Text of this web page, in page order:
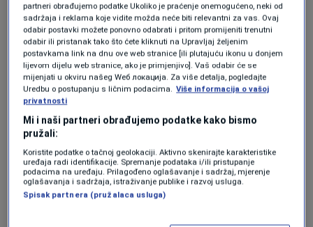
veliki nedostatak radne snage i probleme za
naše poslodavce", kazala jeNermana
Ajanović-Hajdarpašić, direktorica Operacija
kolektiva MojPosao.ba.
Radnika nedostaje i ugostiteljima i
hotelijerima. Već godinama je, kažu tako.
Uskoro će biti prinuđeni uvoziti radnu snagu.
Neki bi već, ali im to onemogućavaju zakonske
partneri obrađujemo podatke Ukoliko je praćenje onemogućeno, neki od
sadržaja i reklama koje vidite možda neće biti relevantni za vas. Ovaj
odabir postavki možete ponovno odabrati i pritom promijeniti trenutni
odabir ili pristanak tako što ćete kliknuti na Upravljaj željenim
postavkama link na dnu ove web stranice [ili plutajuću ikonu u donjem
lijevom dijelu web stranice, ako je primjenjivo]. Vaš odabir će se
mijenjati u okviru našeg Wеб локација. Za više detalja, pogledajte
Uredbu o postupanju s ličnim podacima. Više informacija o vašoj
privatnosti
Mi i naši partneri obrađujemo podatke kako bismo
pružali:
Koristite podatke o tačnoj geolokaciji. Aktivno skenirajte karakteristike
uređaja radi identifikacije. Spremanje podataka i/ili pristupanje
podacima na uređaju. Prilagođeno oglašavanje i sadržaj, mjerenje
oglašavanja i sadržaja, istraživanje publike i razvoj usluga.
Spisak partnera (pružalaca usluga)